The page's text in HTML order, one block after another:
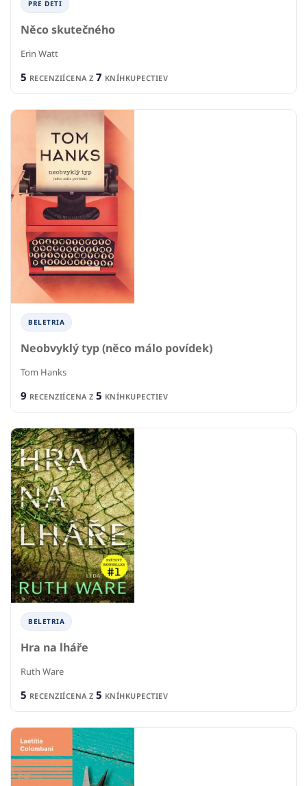
PRE DETI
Něco skutečného
Erin Watt
5 RECENZIÍCENA Z 7 KNÍHKUPECTIEV
BELETRIA
Neobvyklý typ (něco málo povídek)
Tom Hanks
9 RECENZIÍCENA Z 5 KNÍHKUPECTIEV
BELETRIA
Hra na lháře
Ruth Ware
5 RECENZIÍCENA Z 5 KNÍHKUPECTIEV